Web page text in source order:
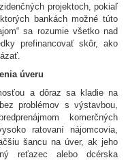
projektoch, pokiaľ
bankách možné túto
sa rozumie všetko nad
prefinancovať skôr, ako
úveru
a dôraz sa kladie na
problémov s výstavbou,
komerčných
ratovaní nájomcovia,
šancu na úver, ak jeho
reťazec alebo dcérska